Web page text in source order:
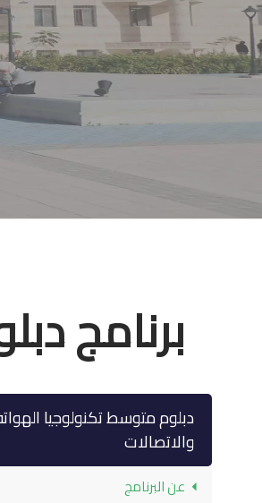
برنامج
دبلوم متوسط تكنولوجيا
والاتصالات
عن البرنامج